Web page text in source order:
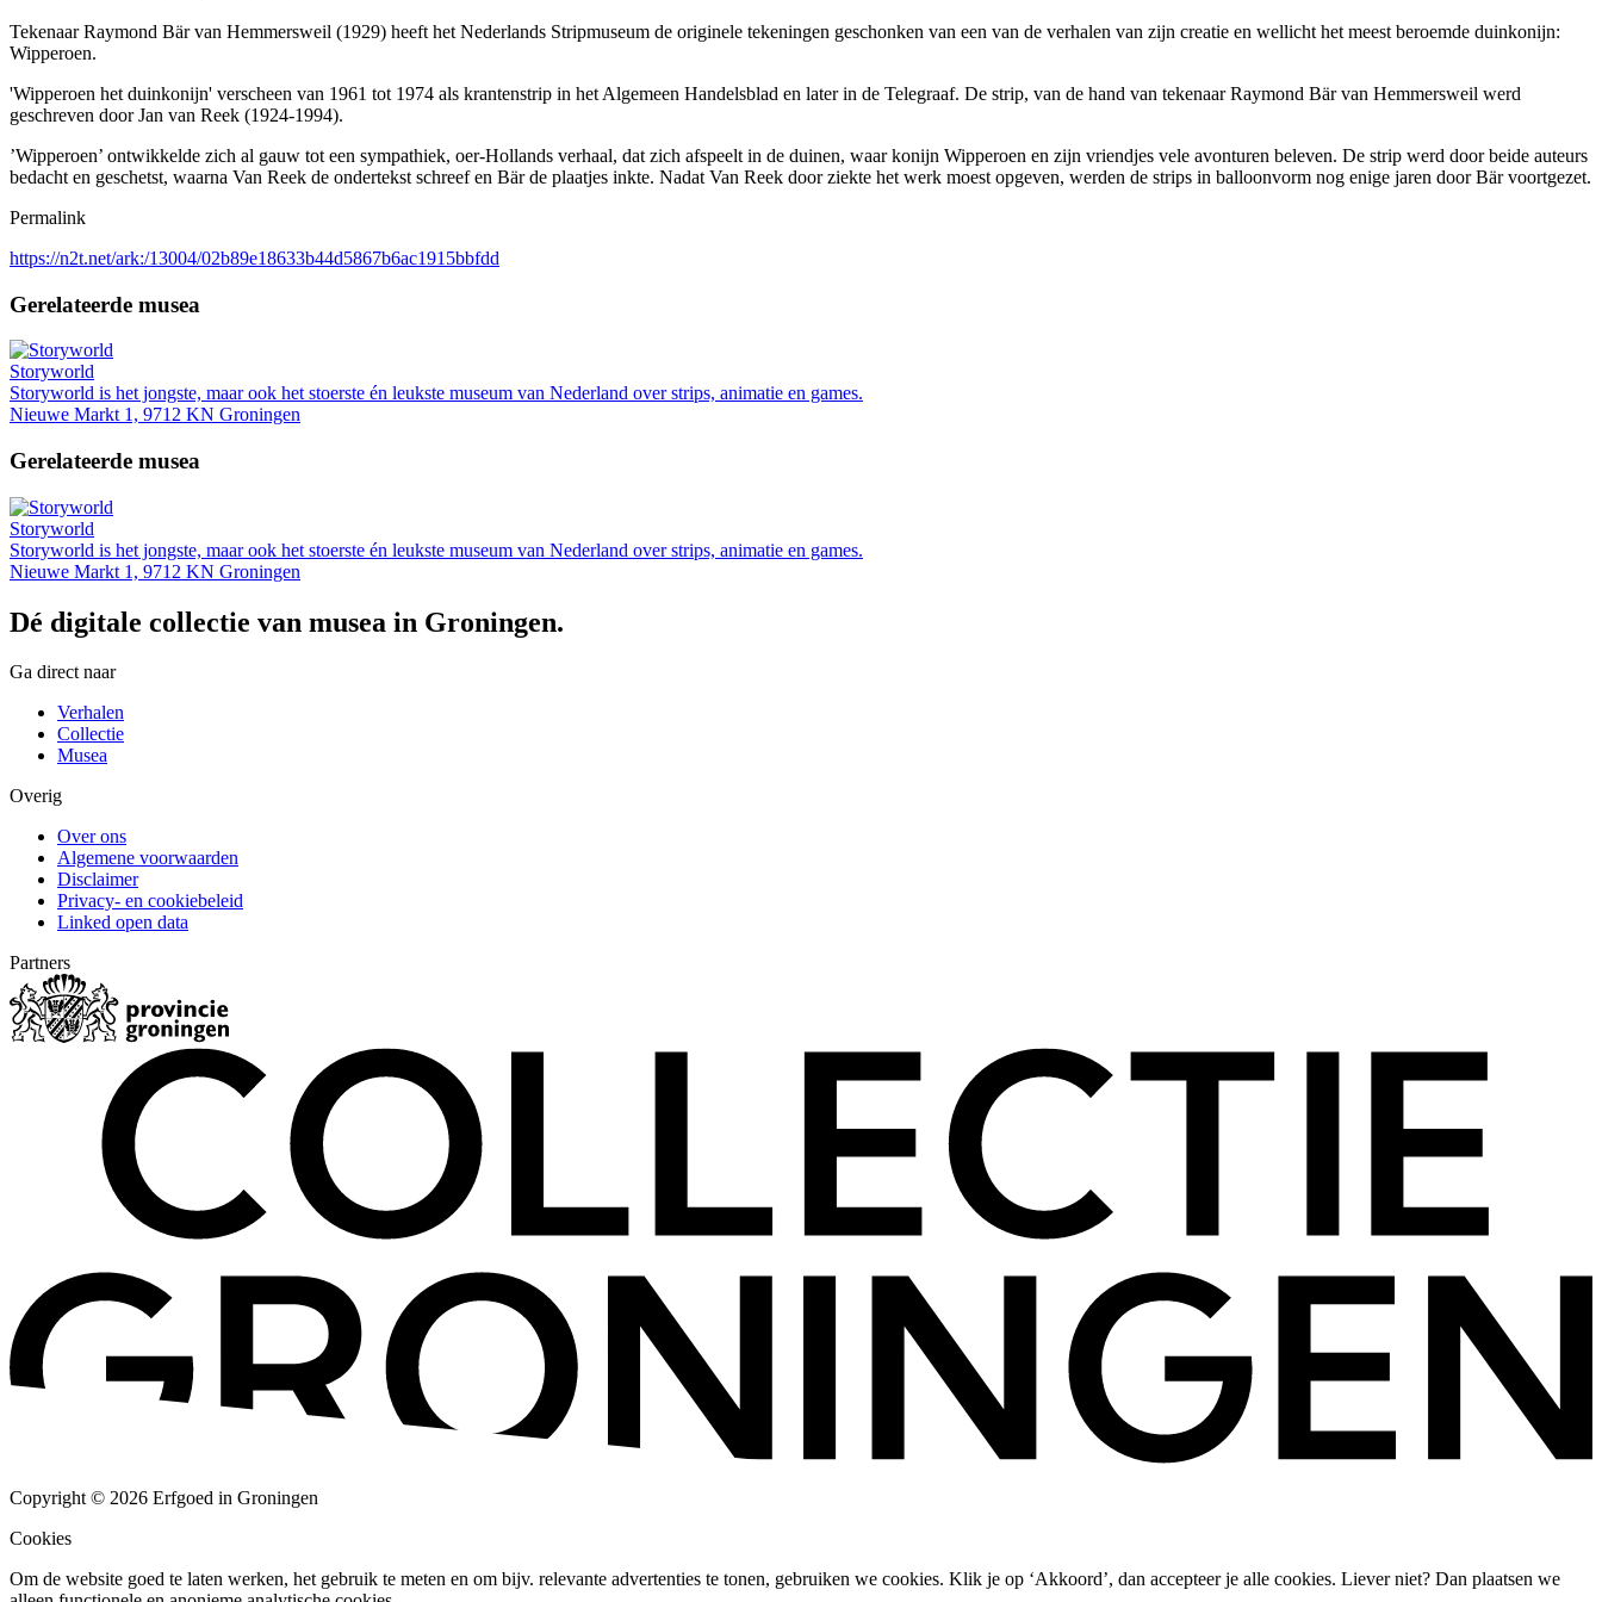
Tekenaar Raymond Bär van Hemmersweil (1929) heeft het Nederlands Stripmuseum de originele tekeningen geschonken van een van de verhalen van zijn creatie en wellicht het meest beroemde duinkonijn:
Wipperoen.
'Wipperoen het duinkonijn' verscheen van 1961 tot 1974 als krantenstrip in het Algemeen Handelsblad en later in de Telegraaf. De strip, van de hand van tekenaar Raymond Bär van Hemmersweil werd
geschreven door Jan van Reek (1924-1994).
’Wipperoen’ ontwikkelde zich al gauw tot een sympathiek, oer-Hollands verhaal, dat zich afspeelt in de duinen, waar konijn Wipperoen en zijn vriendjes vele avonturen beleven. De strip werd door beide auteurs
bedacht en geschetst, waarna Van Reek de ondertekst schreef en Bär de plaatjes inkte. Nadat Van Reek door ziekte het werk moest opgeven, werden de strips in balloonvorm nog enige jaren door Bär voortgezet.
Permalink
https://n2t.net/ark:/13004/02b89e18633b44d5867b6ac1915bbfdd
Gerelateerde musea
Storyworld
Storyworld is het jongste, maar ook het stoerste én leukste museum van Nederland over strips, animatie en games.
Nieuwe Markt 1, 9712 KN Groningen
Gerelateerde musea
Storyworld
Storyworld is het jongste, maar ook het stoerste én leukste museum van Nederland over strips, animatie en games.
Nieuwe Markt 1, 9712 KN Groningen
Dé digitale collectie van musea in Groningen.
Ga direct naar
Verhalen
Collectie
Musea
Overig
Over ons
Algemene voorwaarden
Disclaimer
Privacy- en cookiebeleid
Linked open data
Partners
Copyright © 2026 Erfgoed in Groningen
Cookies
Om de website goed te laten werken, het gebruik te meten en om bijv. relevante advertenties te tonen, gebruiken we cookies. Klik je op ‘Akkoord’, dan accepteer je alle cookies. Liever niet? Dan plaatsen we